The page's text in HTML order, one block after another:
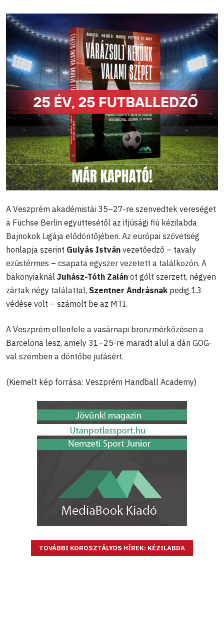
A Veszprém akadémistái 35–27-re szenvedtek vereséget
a Füchse Berlin együttesétől az ifjúsági fiú kézilabda
Bajnokok Ligája elődöntőjében. Az európai szövetség
honlapja szerint Gulyás István vezetőedző – tavaly
ezüstérmes – csapata egyszer vezetett a találkozón. A
bakonyiaknál Juhász-Tóth Zalán öt gólt szerzett, négyen
zártak négy találattal, Szentner Andrásnak pedig 13
védése volt – számolt be az MTI.
A Veszprém ellenfele a vasárnapi bronzmérkőzésen a
Barcelona lesz, amely 31–25-re maradt alul a dán GOG-
val szemben a döntőbe jutásért.
(Kiemelt kép forrása: Veszprém Handball Academy)
TOVÁBBI KOROSZTÁLYOS HÍREK: KÉZILABDA